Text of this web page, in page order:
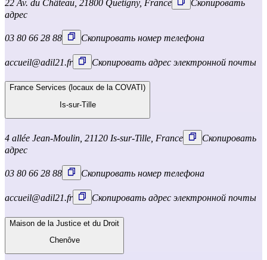
22 Av. du Château, 21800 Quetigny, France
Скопировать
адрес
03 80 66 28 88 Скопировать номер телефона
accueil@adil21.fr Скопировать адрес электронной почты
France Services (locaux de la COVATI)
Is-sur-Tille
4 allée Jean-Moulin, 21120 Is-sur-Tille, France
Скопировать
адрес
03 80 66 28 88 Скопировать номер телефона
accueil@adil21.fr Скопировать адрес электронной почты
Maison de la Justice et du Droit
Chenôve